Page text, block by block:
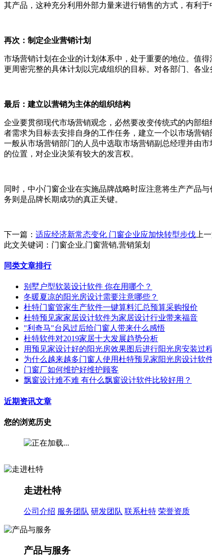
其产品，这种充分利用外部力量来进行销售的方式，有利
再次：制定企业营销计划
市场营销计划在企业的计划体系中，处于重要的地位。值
更周密完整的具体计划以完成组织的目标。对各部门、各
最后：建立以营销为主体的组织结构
企业要贯彻现代市场营销观念，必然要改变传统式的内部
者需求为目标去安排自身的工作任务，建立一个以市场营
一般从市场营销部门的人员中选取市场营销副总经理并由
的位置，对企业决策有较大的发言权。
同时，中小门窗企业在实施品牌战略时应注意将生产产品
务则是品牌长期成功的真正关键。
下一篇： 适应经济新常态变化 门窗企业应加快转型步伐 上
此文关键词： 门窗企业,门窗营销,营销策划
同类文章排行
别墅户型软装设计软件 你在用哪个？
冬暖夏凉的阳光房设计需要注意哪些？
杜特门窗管家生产软件一键算料汇总预算采购报价
杜特预见家家居设计软件为家居设计行业带来福音
"利奇马"台风过后给门窗人带来什么感悟
杜特软件对2019家居十大发展趋势分析
用预见家设计好的阳光房效果图后进行阳光房安装过
为什么越来越多门窗人使用杜特预见家阳光房设计软
门窗厂如何维护好维护顾客
飘窗设计难不难 有什么飘窗设计软件比较好用？
近期资讯文章
您的浏览历史
走进杜特
公司介绍 服务团队 研发团队 联系杜特 荣誉资质
产品与服务